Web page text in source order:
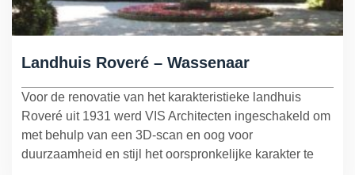
Landhuis Roveré – Wassenaar
Voor de renovatie van het karakteristieke landhuis
Roveré uit 1931 werd VIS Architecten ingeschakeld om
met behulp van een 3D-scan en oog voor
duurzaamheid en stijl het oorspronkelijke karakter te